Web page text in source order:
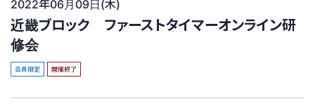
2022年06月09日(木)
近畿ブロック ファーストタイマーオンライン研
修会
会員限定 開催終了